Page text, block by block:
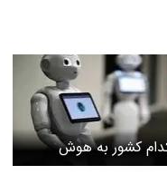
کشور به هوش
احترام می‌گذارند؟